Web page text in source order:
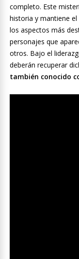
completo. Este
historia y mantiene
los aspectos más
personajes que
otros. Bajo el
deberán recuperar
también conocido